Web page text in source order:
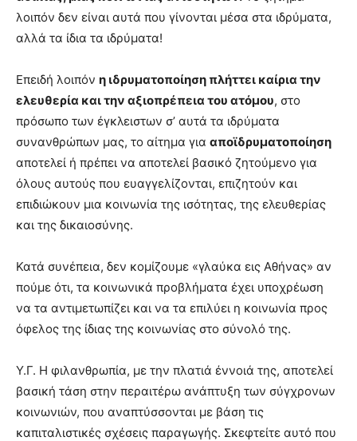
λοιπόν δεν είναι αυτά που γίνονται μέσα στα ιδρύματα,
αλλά τα ίδια τα ιδρύματα!
Επειδή λοιπόν η ιδρυματοποίηση πλήττει καίρια την
ελευθερία και την αξιοπρέπεια του ατόμου, στο
πρόσωπο των έγκλειστων σ’ αυτά τα ιδρύματα
συνανθρώπων μας, το αίτημα για αποϊδρυματοποίηση
αποτελεί ή πρέπει να αποτελεί βασικό ζητούμενο για
όλους αυτούς που ευαγγελίζονται, επιζητούν και
επιδιώκουν μια κοινωνία της ισότητας, της ελευθερίας
και της δικαιοσύνης.
Κατά συνέπεια, δεν κομίζουμε «γλαύκα εις Αθήνας» αν
πούμε ότι, τα κοινωνικά προβλήματα έχει υποχρέωση
να τα αντιμετωπίζει και να τα επιλύει η κοινωνία προς
όφελος της ίδιας της κοινωνίας στο σύνολό της.
Υ.Γ. Η φιλανθρωπία, με την πλατιά έννοιά της, αποτελεί
βασική τάση στην περαιτέρω ανάπτυξη των σύγχρονων
κοινωνιών, που αναπτύσσονται με βάση τις
καπιταλιστικές σχέσεις παραγωγής. Σκεφτείτε αυτό που